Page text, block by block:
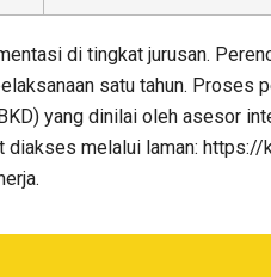
di tingkat jurusan.
satu tahun. Proses
yang dinilai oleh asesor
melalui laman: